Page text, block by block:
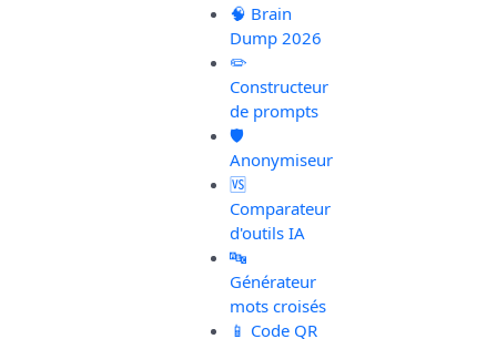
🧠 Brain
Dump 2026
✏️
Constructeur
de prompts
🛡️
Anonymiseur
🆚
Comparateur
d'outils IA
🔤
Générateur
mots croisés
📱 Code QR